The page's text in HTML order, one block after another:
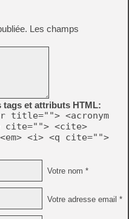
Les champs
tags et attributs HTML:
title=""> <acronym
cite=""> <cite>
<i> <q cite="">
Votre nom *
Votre adresse email *